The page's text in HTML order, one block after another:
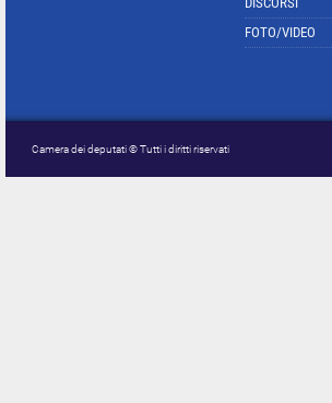
FOTO/VIDEO
Camera dei deputati © Tutti i diritti riservati